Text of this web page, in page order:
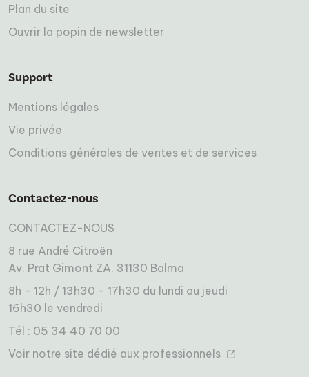
Plan du site
Ouvrir la popin de newsletter
Support
Mentions légales
Vie privée
Conditions générales de ventes et de services
Contactez-nous
CONTACTEZ-NOUS
8 rue André Citroën
Av. Prat Gimont ZA, 31130 Balma
8h - 12h / 13h30 - 17h30 du lundi au jeudi
16h30 le vendredi
Tél : 05 34 40 70 00
Voir notre site dédié aux professionnels